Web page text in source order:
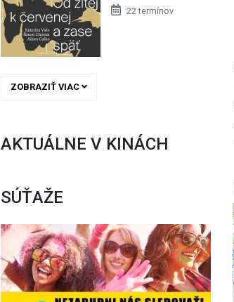
22 termínov
ZOBRAZIŤ VIAC
AKTUÁLNE V KINÁCH
SÚŤAŽE